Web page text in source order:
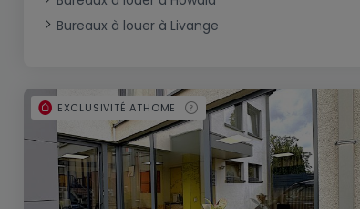
Bungalow
Restaurant
Exploitation agricole
Bureaux à louer à Livange
EXCLUSIVITÉ ATHOME